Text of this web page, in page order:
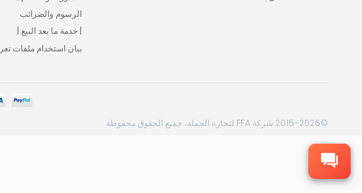
الرسوم والضرائب
| خدمة ما بعد البيع |
بيان استخدام ملفات
©2015-2026 شركة FFA لتجارة الجملة، جميع الحقوق محفوظة